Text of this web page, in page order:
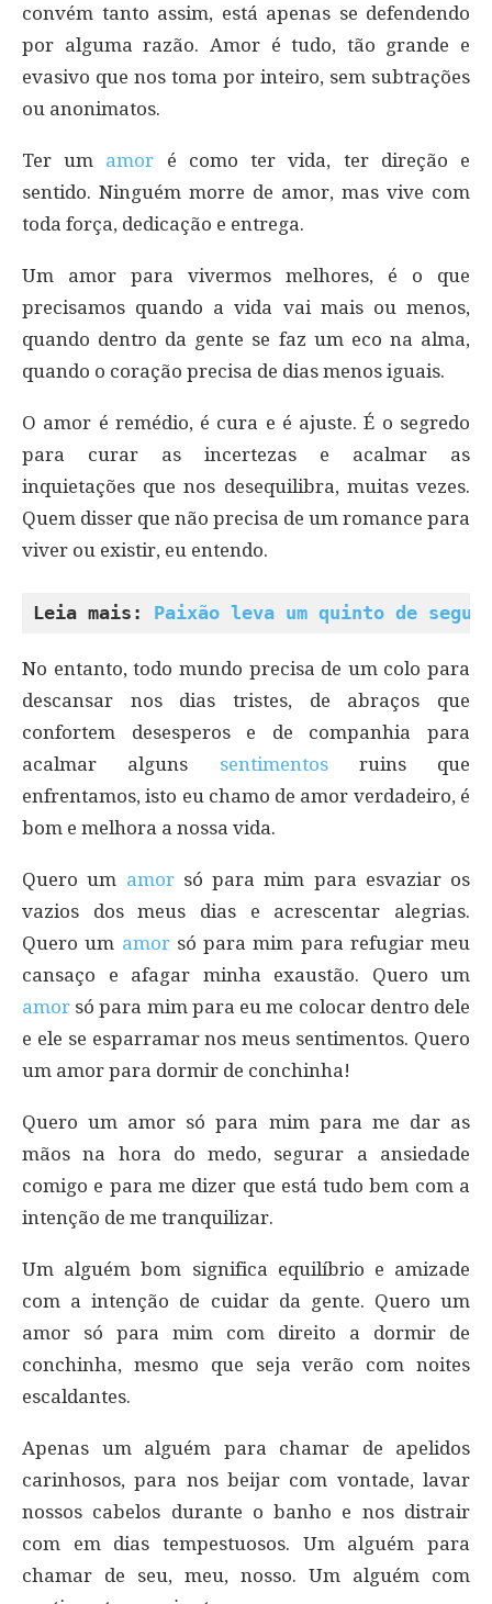
convém tanto assim, está apenas se defendendo
por alguma razão. Amor é tudo, tão grande e
evasivo que nos toma por inteiro, sem subtrações
ou anonimatos.
Ter um amor é como ter vida, ter direção e
sentido. Ninguém morre de amor, mas vive com
toda força, dedicação e entrega.
Um amor para vivermos melhores, é o que
precisamos quando a vida vai mais ou menos,
quando dentro da gente se faz um eco na alma,
quando o coração precisa de dias menos iguais.
O amor é remédio, é cura e é ajuste. É o segredo
para curar as incertezas e acalmar as
inquietações que nos desequilibra, muitas vezes.
Quem disser que não precisa de um romance para
viver ou existir, eu entendo.
Leia mais: Paixão leva um quinto de
No entanto, todo mundo precisa de um colo para
descansar nos dias tristes, de abraços que
confortem desesperos e de companhia para
acalmar alguns sentimentosruins que
enfrentamos, isto eu chamo de amor verdadeiro, é
bom e melhora a nossa vida.
Quero um amorsó para mim para esvaziar os
vazios dos meus dias e acrescentar alegrias.
Quero um amorsó para mim para refugiar meu
cansaço e afagar minha exaustão. Quero um
amor só para mim para eu me colocar dentro dele
e ele se esparramar nos meus sentimentos. Quero
um amor para dormir de conchinha!
Quero um amor só para mim para me dar as
mãos na hora do medo, segurar a ansiedade
comigo e para me dizer que está tudo bem com a
intenção de me tranquilizar.
Um alguém bom significa equilíbrio e amizade
com a intenção de cuidar da gente. Quero um
amor só para mim com direito a dormir de
conchinha, mesmo que seja verão com noites
escaldantes.
Apenas um alguém para chamar de apelidos
carinhosos, para nos beijar com vontade, lavar
nossos cabelos durante o banho e nos distrair
com em dias tempestuosos. Um alguém para
chamar de seu, meu, nosso. Um alguém com